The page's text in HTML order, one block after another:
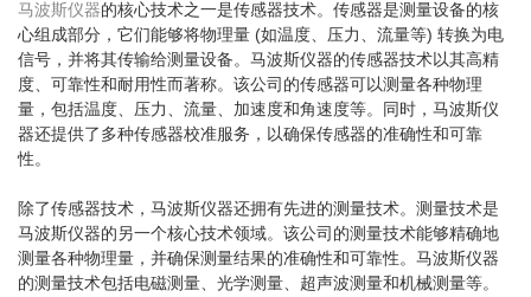
马波斯仪器的核心技术之一是传感器技术。传感器是测量设备的核
心组成部分，它们能够将物理量 (如温度、压力、流量等) 转换为电
信号，并将其传输给测量设备。马波斯仪器的传感器技术以其高精
度、可靠性和耐用性而著称。该公司的传感器可以测量各种物理
量，包括温度、压力、流量、加速度和角速度等。同时，马波斯仪
器还提供了多种传感器校准服务，以确保传感器的准确性和可靠
性。
除了传感器技术，马波斯仪器还拥有先进的测量技术。测量技术是
马波斯仪器的另一个核心技术领域。该公司的测量技术能够精确地
测量各种物理量，并确保测量结果的准确性和可靠性。马波斯仪器
的测量技术包括电磁测量、光学测量、超声波测量和机械测量等。